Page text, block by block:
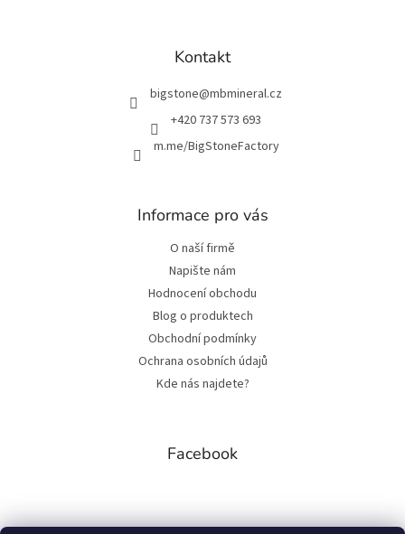
Kontakt
bigstone@mbmineral.cz
+420 737 573 693
m.me/BigStoneFactory
Informace pro vás
O naší firmě
Napište nám
Hodnocení obchodu
Blog o produktech
Obchodní podmínky
Ochrana osobních údajů
Kde nás najdete?
Facebook